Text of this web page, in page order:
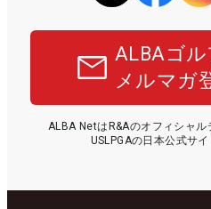
ALBAゴ
メルマガ
ALBA NetはR&Aのオフィシャ
USLPGAの日本公式サ